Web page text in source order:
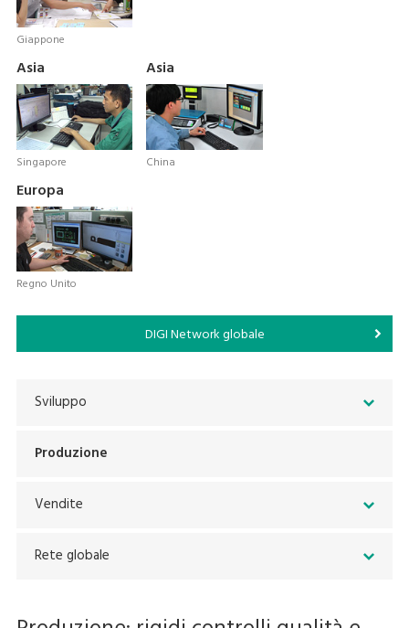
Giappone
Asia
Singapore
Asia
China
Europa
Regno Unito
DIGI Network globale
Sviluppo
Produzione
Vendite
Rete globale